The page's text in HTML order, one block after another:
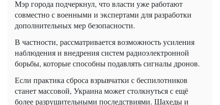
Мэр города подчеркнул, что власти уже работают
совместно с военными и экспертами для разработки
дополнительных мер безопасности.
В частности, рассматривается возможность усиления
наблюдения и внедрения систем радиоэлектронной
борьбы, которые способны подавлять сигналы дронов.
Если практика сброса взрывчатки с беспилотников
станет массовой, Украина может столкнуться с ещё
более разрушительными последствиями. Шахеды и